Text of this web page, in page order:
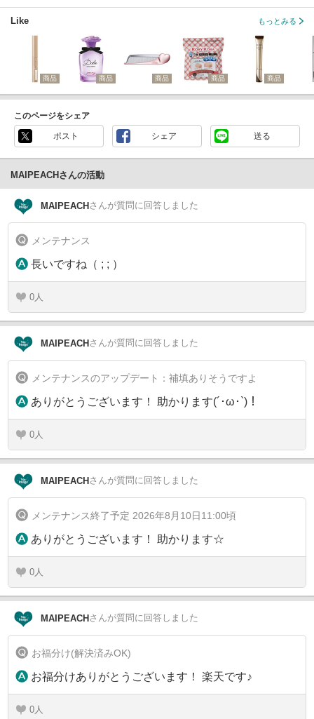
Like もっとみる
商品 商品 商品 商品 商品
このページをシェア
ポスト シェア 送る
MAIPEACHさんの活動
MAIPEACH さんが質問に回答しました
メンテナンス
長いですね（ ; ; ）
0
MAIPEACH さんが質問に回答しました
メンテナンスのアップデート：補填ありそうですよ
ありがとうございます！ 助かります(´･ω･`)！
0
MAIPEACH さんが質問に回答しました
メンテナンス終了予定 2026年8月10日11:00頃
ありがとうございます！ 助かります☆
0
MAIPEACH さんが質問に回答しました
お福分け(解決済みOK)
お福分けありがとうございます！ 楽天です♪
0